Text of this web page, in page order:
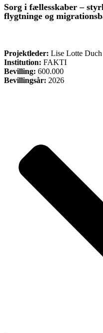
Sorg i fællesskaber –
flygtninge og
Projektleder: Lise Lotte Duch
Institution: FAKTI
Bevilling: 600.000
Bevillingsår: 2026